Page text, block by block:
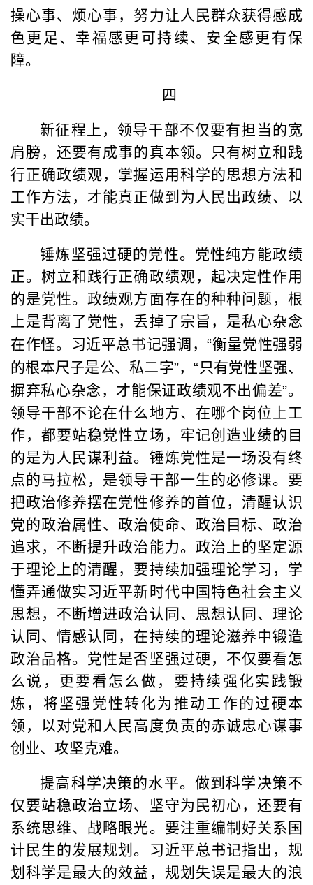
操心事、烦心事，努力让人民群众获得感成
色更足、幸福感更可持续、安全感更有保
障。
四
新征程上，领导干部不仅要有担当的宽
肩膀，还要有成事的真本领。只有树立和践
行正确政绩观，掌握运用科学的思想方法和
工作方法，才能真正做到为人民出政绩、以
实干出政绩。
锤炼坚强过硬的党性。党性纯方能政绩
正。树立和践行正确政绩观，起决定性作用
的是党性。政绩观方面存在的种种问题，根
上是背离了党性，丢掉了宗旨，是私心杂念
在作怪。习近平总书记强调，“衡量党性强弱
的根本尺子是公、私二字”，“只有党性坚强、
摒弃私心杂念，才能保证政绩观不出偏差”。
领导干部不论在什么地方、在哪个岗位上工
作，都要站稳党性立场，牢记创造业绩的目
的是为人民谋利益。锤炼党性是一场没有终
点的马拉松，是领导干部一生的必修课。要
把政治修养摆在党性修养的首位，清醒认识
党的政治属性、政治使命、政治目标、政治
追求，不断提升政治能力。政治上的坚定源
于理论上的清醒，要持续加强理论学习，学
懂弄通做实习近平新时代中国特色社会主义
思想，不断增进政治认同、思想认同、理论
认同、情感认同，在持续的理论滋养中锻造
政治品格。党性是否坚强过硬，不仅要看怎
么说，更要看怎么做，要持续强化实践锻
炼，将坚强党性转化为推动工作的过硬本
领，以对党和人民高度负责的赤诚忠心谋事
创业、攻坚克难。
提高科学决策的水平。做到科学决策不
仅要站稳政治立场、坚守为民初心，还要有
系统思维、战略眼光。要注重编制好关系国
计民生的发展规划。习近平总书记指出，规
划科学是最大的效益，规划失误是最大的浪